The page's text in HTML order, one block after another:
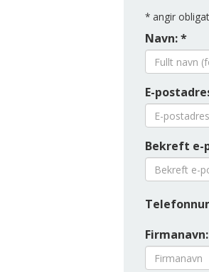
* angir
Navn: *
E-
Bekreft e-